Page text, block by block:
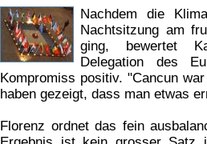
Nachdem die
Nachtsitzung am
ging, bewertet
Delegation des
Kompromiss positiv. "Cancun
haben gezeigt, dass man etwas
Florenz ordnet das fein